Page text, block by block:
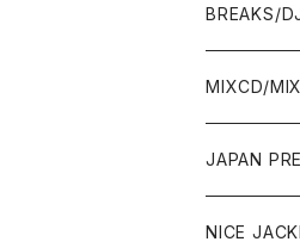
BREAKS/
BREAKS/
RE-EDIT/
MIXCD/
MIXCD
日本語ラップ
MIXTAPE
JAPAN
LP(+ OBI)
NICE